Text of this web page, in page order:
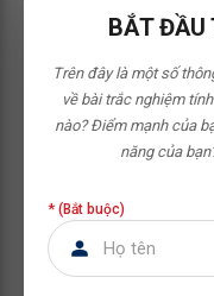
XEM THÊM:
>>>CÁCH GỬI CV
HÚT NHÀ TUYỂN
BÍ QUYẾT
TIẾNG ANH THU
3. Bí quyết
BẮT ĐẦU
Trên đây là một số
về bài trắc nghiệm
nào? Điểm mạnh của
năng của
* (Bắt buộc)